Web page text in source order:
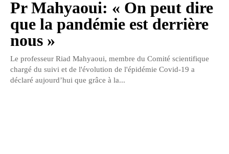
Pr Mahyaoui: « On peut dire
que la pandémie est derrière
nous »
Le professeur Riad Mahyaoui, membre du Comité scientifique
chargé du suivi et de l'évolution de l'épidémie Covid-19 a
déclaré aujourd’hui que grâce à la...